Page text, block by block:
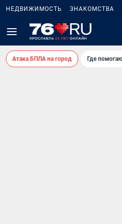
НЕДВИЖИМОСТЬ ЗНАКОМСТВА
Атака БПЛА на город Где